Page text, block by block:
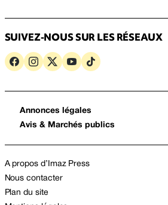
SUIVEZ-NOUS SUR LES RÉSEAUX
Annonces légales
Avis & Marchés publics
A propos d’Imaz Press
Nous contacter
Plan du site